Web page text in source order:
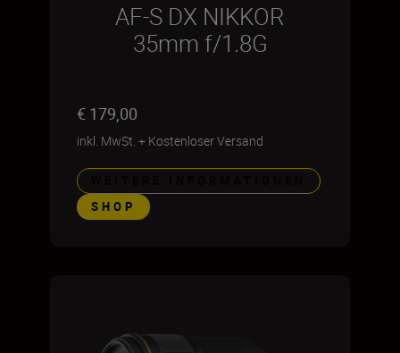
AF-S DX NIKKOR
35mm f/1.8G
€ 179,00
inkl. MwSt. + Kostenloser Versand
SHOP